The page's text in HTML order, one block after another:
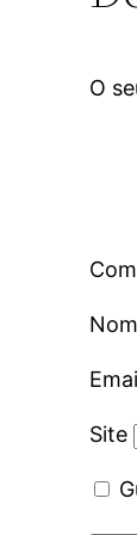
O
Site